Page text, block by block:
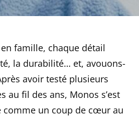
famille, chaque détail
la durabilité… et, avouons-
avoir testé plusieurs
au fil des ans, Monos s’est
comme un coup de cœur au